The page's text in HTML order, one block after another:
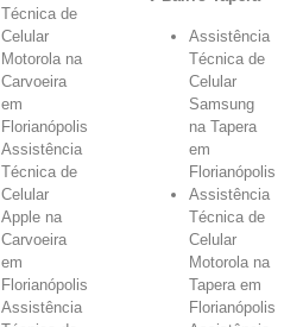
Técnica de
Celular
Motorola na
Carvoeira
em
Florianópolis
Assistência
Técnica de
Celular
Apple na
Carvoeira
em
Florianópolis
Assistência
Assistência
Técnica de
Celular
Samsung
na Tapera
em
Florianópolis
Assistência
Técnica de
Celular
Motorola na
Tapera em
Florianópolis